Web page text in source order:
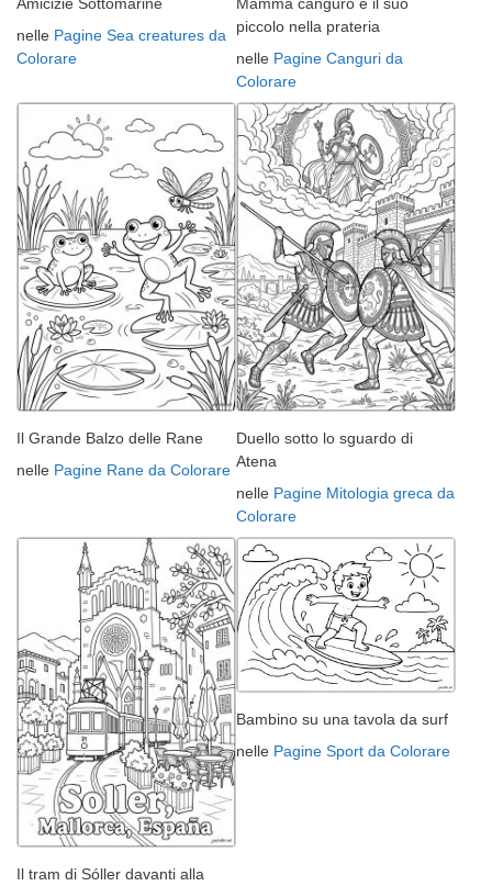
Amicizie Sottomarine
nelle Pagine Sea creatures da
Colorare
Mamma canguro e il suo
piccolo nella prateria
nelle Pagine Canguri da
Colorare
Il Grande Balzo delle Rane
nelle Pagine Rane da Colorare
Duello sotto lo sguardo di
Atena
nelle Pagine Mitologia greca da
Colorare
Il tram di Sóller davanti alla
Bambino su una tavola da surf
nelle Pagine Sport da Colorare